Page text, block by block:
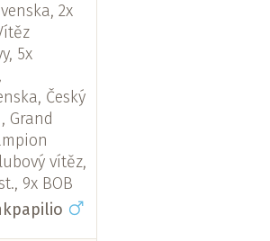
2x
5x
Český
Grand
vítěz,
9x BOB